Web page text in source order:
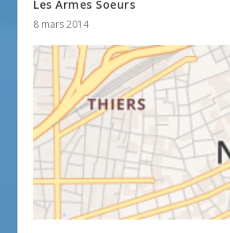
Les Armes Soeurs
8 mars 2014